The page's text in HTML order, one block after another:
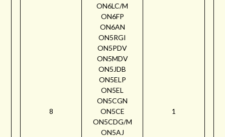
8
ON6LC/M
ON6FP
ON6AN
ON5RGI
ON5PDV
ON5MDV
ON5JDB
ON5ELP
ON5EL
ON5CGN
ON5CE
ON5CDG/M
ON5AJ
1